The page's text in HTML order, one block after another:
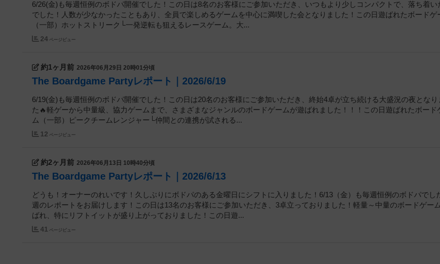
6/26(金)も毎週恒例のボドパ開催でした！この日は8名のお客様にご参加いただき、いつもより少しコンパクトで、落ち着い
でした！人数が少なかったこともあり、全員で楽しめるゲームを中心に満喫した会となりました！この日遊ばれたボードゲ
（一部）ホットストリーク└一発逆転も狙えるレースゲーム。大...
24 ページビュー
約1ヶ月前 2026年06月29日 20時01分頃
The Boardgame Partyレポート｜2026/6/19
6/19(金)も毎週恒例のボドパ開催でした！この日は20名のお客様にご参加いただき、終始4卓が立ち続ける大盛況の夜となり
た🔥軽ゲーから中量級、協力ゲームまで、さまざまなジャンルのボードゲームが遊ばれました！！！この日遊ばれたボード
ム（一部）ピークチームレンジャー└仲間との連携が試される...
12 ページビュー
約2ヶ月前 2026年06月13日 10時40分頃
The Boardgame Partyレポート｜2026/6/13
どうも！オーナーのれいです！久しぶりにボドパのある金曜日にシフトに入りました！6/13（金）も毎週恒例のボドパでし
週のレポートをお届けします！この日は13名のお客様にご参加いただき、3卓立っておりました！軽量～中量のボードゲー
ばれ、特にリフトイットが盛り上がっておりました！この日遊...
41 ページビュー